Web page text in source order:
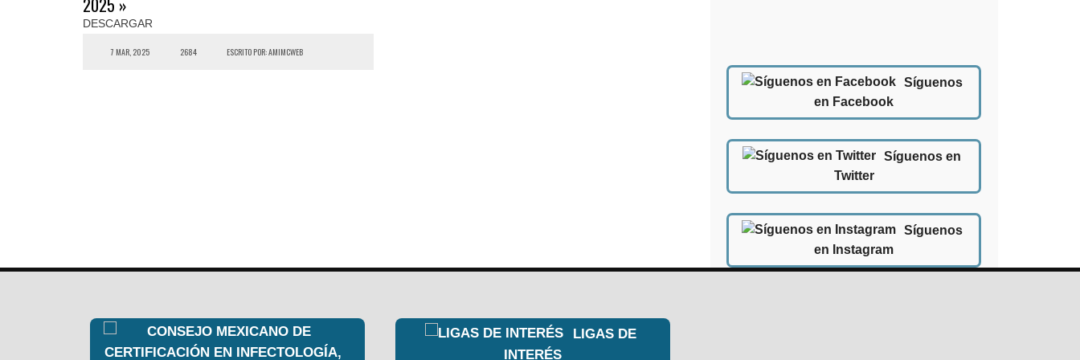
2025 »
DESCARGAR
7 MAR, 2025 2684 ESCRITO POR: AMIMCWEB
Síguenos
en Facebook
Síguenos en
Twitter
Síguenos
en Instagram
LIGAS DE
INTERÉS